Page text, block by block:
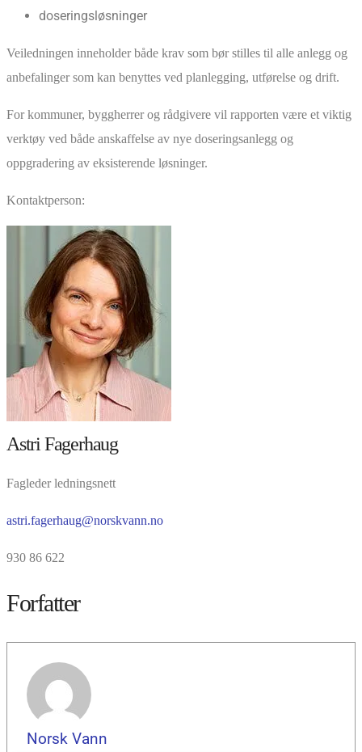
doseringsløsninger
Veiledningen inneholder både krav som bør stilles til alle anlegg og
anbefalinger som kan benyttes ved planlegging, utførelse og drift.
For kommuner, byggherrer og rådgivere vil rapporten være et viktig
verktøy ved både anskaffelse av nye doseringsanlegg og
oppgradering av eksisterende løsninger.
Kontaktperson:
Astri Fagerhaug
Fagleder ledningsnett
astri.fagerhaug@norskvann.no
930 86 622
Forfatter
Norsk Vann